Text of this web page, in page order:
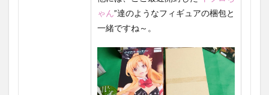
ゃん”達のようなフィギュアの梱包と
一緒ですね～。